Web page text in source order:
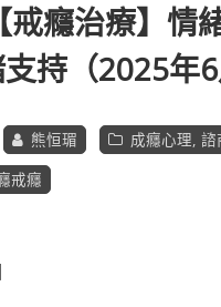
癮治療】情
持（2025年6
熊恒瑂 成癮心理, 諮
戒癮